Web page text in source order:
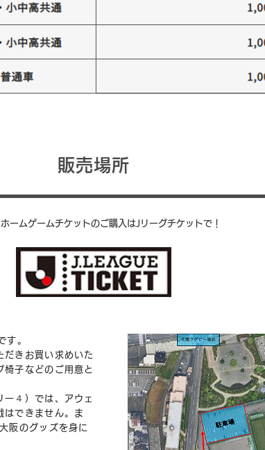
販売場所
ームゲームチケットのご購入はJリーグチケットで！
す。
きお買い求めいた
椅子などのご用意と
４）では、アウェ
はできません。ま
阪のグッズを身に